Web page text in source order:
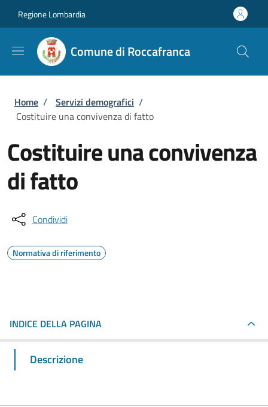
Regione Lombardia
Comune di Roccafranca
Briciole di pane
Home / Servizi demografici /
Costituire una convivenza di fatto
Costituire una convivenza
di fatto
Condividi
Normativa di riferimento
INDICE DELLA PAGINA
Descrizione